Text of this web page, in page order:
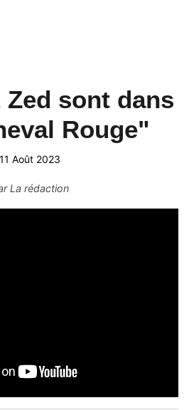
sont dans
Rouge"
11 Août 2023
La rédaction